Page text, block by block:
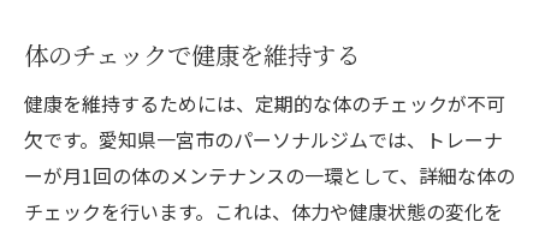
体のチェックで健康を維持する
健康を維持するためには、定期的な体のチェックが不可
欠です。愛知県一宮市のパーソナルジムでは、トレーナ
ーが月1回の体のメンテナンスの一環として、詳細な体の
チェックを行います。これは、体力や健康状態の変化を